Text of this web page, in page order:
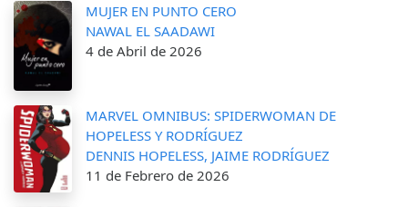
MUJER EN PUNTO CERO
NAWAL EL SAADAWI
4 de Abril de 2026
MARVEL OMNIBUS: SPIDERWOMAN DE
HOPELESS Y RODRÍGUEZ
DENNIS HOPELESS, JAIME RODRÍGUEZ
11 de Febrero de 2026